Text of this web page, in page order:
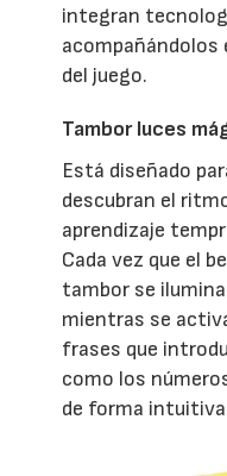
integran
del juego.
Tambor luces
Está diseñado
descubran el
aprendizaje
Cada vez que el
tambor se
mientras se
frases que
como los
de forma